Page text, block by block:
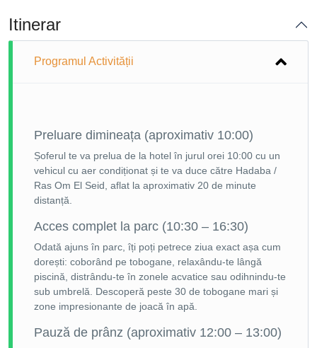
Itinerar
Programul Activității
Preluare dimineața (aproximativ 10:00)
Șoferul te va prelua de la hotel în jurul orei 10:00 cu un
vehicul cu aer condiționat și te va duce către Hadaba /
Ras Om El Seid, aflat la aproximativ 20 de minute
distanță.
Acces complet la parc (10:30 – 16:30)
Odată ajuns în parc, îți poți petrece ziua exact așa cum
dorești: coborând pe tobogane, relaxându-te lângă
piscină, distrându-te în zonele acvatice sau odihnindu-te
sub umbrelă. Descoperă peste 30 de tobogane mari și
zone impresionante de joacă în apă.
Pauză de prânz (aproximativ 12:00 – 13:00)